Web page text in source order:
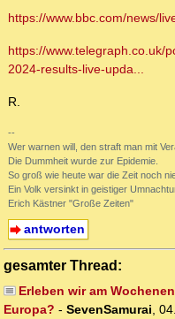
https://www.bbc.com/news/
https://www.telegraph.co.uk/
2024-results-live-upda...
R.
--
Wer warnen will, den straft man mit
Die Dummheit wurde zur Epidemie.
So groß wie heute war die Zeit noch
Ein Volk versinkt in geistiger
Erich Kästner "Große Zeiten"
antworten
gesamter Thread:
Erleben wir am
Europa? - SevenSamurai,